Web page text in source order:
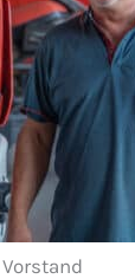
Vorstand